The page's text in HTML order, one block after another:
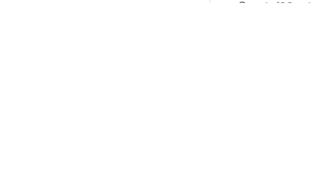
ගැහැවිය,